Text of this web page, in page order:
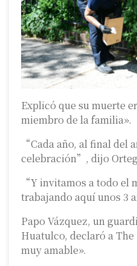
Explicó que su muerte
miembro de la familia».
“Cada año, al final del
celebración”, dijo
“Y invitamos a todo el
trabajando aquí unos 3
Papo Vázquez, un
Huatulco, declaró a
muy amable».